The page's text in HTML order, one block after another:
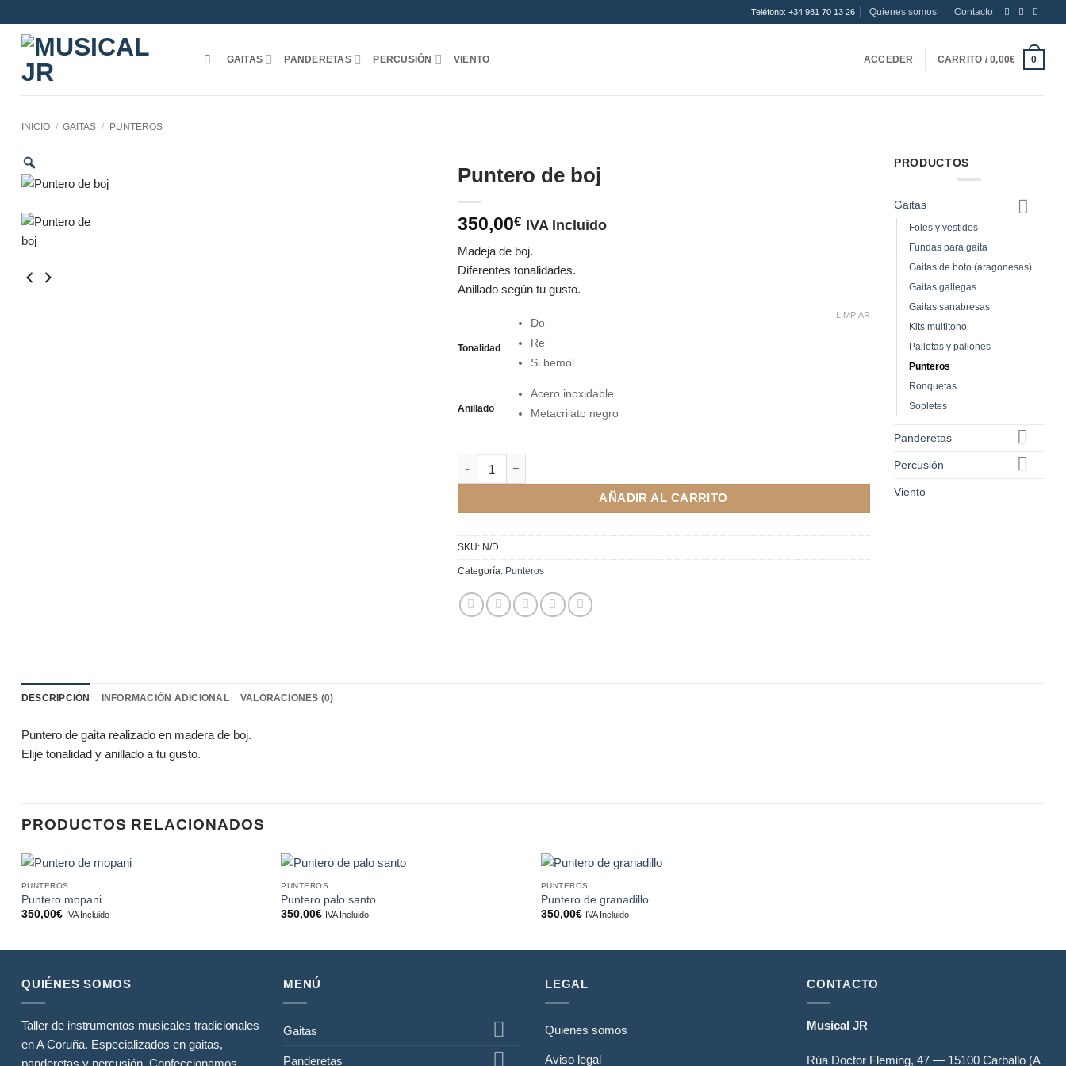
al
contenido
Teléfono: +34 981 70 13 26 Quienes somos Contacto
GAITAS PANDERETAS PERCUSIÓN VIENTO ACCEDER CARRITO /0,00€ 0
INICIO / GAITAS / PUNTEROS
Puntero de boj
350,00€ IVA Incluido
Madeja de boj.
Diferentes tonalidades.
Anillado según tu gusto.
Tonalidad
Do
Re
Si bemol
Anillado
Acero inoxidable
Metacrilato negro
LIMPIAR
AÑADIR AL CARRITO
SKU: N/D
Categoría: Punteros
PRODUCTOS
Gaitas
Foles y vestidos
Fundas para gaita
Gaitas de boto (aragonesas)
Gaitas gallegas
Gaitas sanabresas
Kits multitono
Palletas y pallones
Punteros
Ronquetas
Sopletes
Panderetas
Percusión
Viento
DESCRIPCIÓN INFORMACIÓN ADICIONAL VALORACIONES (0)
Puntero de gaita realizado en madera de boj.
Elije tonalidad y anillado a tu gusto.
PRODUCTOS RELACIONADOS
PUNTEROS
Puntero mopani
350,00€ IVA Incluido
PUNTEROS
Puntero palo santo
350,00€ IVA Incluido
PUNTEROS
Puntero de granadillo
350,00€ IVA Incluido
QUIÉNES SOMOS
Taller de instrumentos musicales tradicionales
en A Coruña. Especializados en gaitas,
MENÚ
Gaitas
Panderetas
LEGAL
Quienes somos
Aviso legal
CONTACTO
Musical JR
Rúa Doctor Fleming, 47 — 15100 Carballo (A